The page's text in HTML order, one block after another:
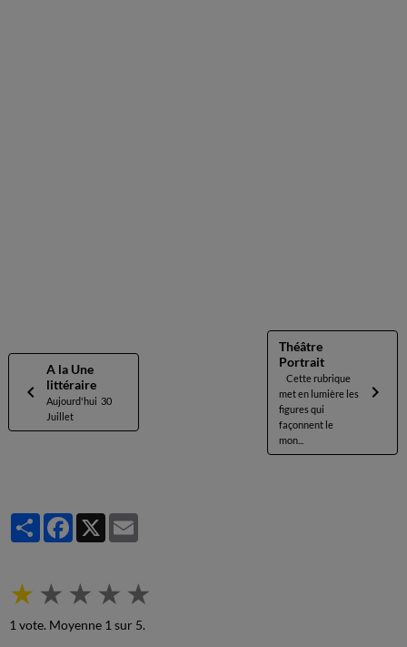
A la Une
littéraire
Aujourd'hui 30
Juillet
Théâtre
Portrait
Cette rubrique
met en lumière les
figures qui
façonnent le
mon...
PartagerFacebook
X
★ ★ ★ ★ ★
1 vote. Moyenne 1 sur 5.